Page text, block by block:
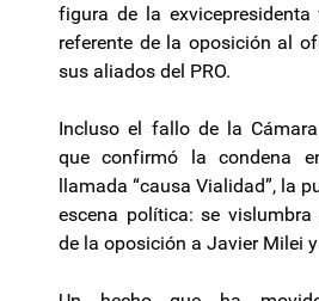
figura de la
referente de la oposición al
sus aliados del PRO.
Incluso el fallo de la
que confirmó la condena
llamada “causa Vialidad”, la
escena política: se
de la oposición a Javier Milei